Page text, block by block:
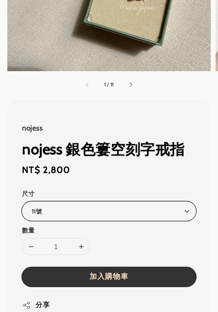
1 / 11
nojess
nojess 銀色簍空刻字戒指
Regular
NT$ 2,800
尺寸
數量
加入購物車
分享